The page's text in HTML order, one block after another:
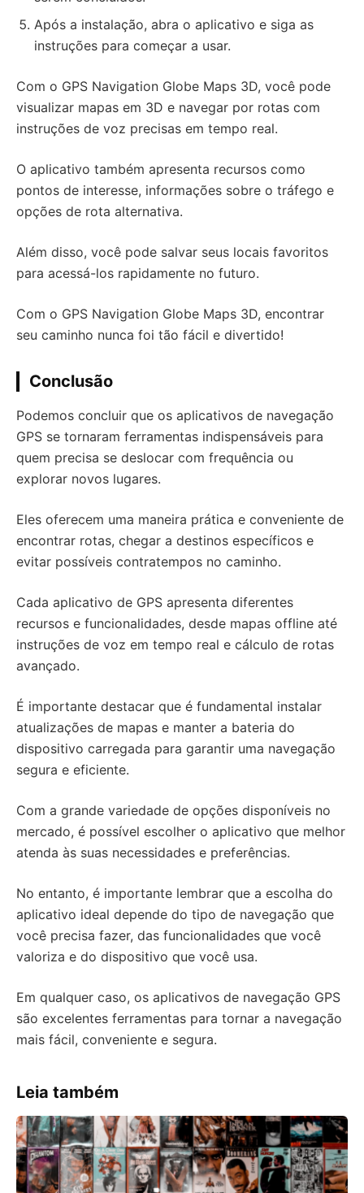
Após a instalação, abra o aplicativo e siga as
instruções para começar a usar.
Com o GPS Navigation Globe Maps 3D, você pode
visualizar mapas em 3D e navegar por rotas com
instruções de voz precisas em tempo real.
O aplicativo também apresenta recursos como
pontos de interesse, informações sobre o tráfego e
opções de rota alternativa.
Além disso, você pode salvar seus locais favoritos
para acessá-los rapidamente no futuro.
Com o GPS Navigation Globe Maps 3D, encontrar
seu caminho nunca foi tão fácil e divertido!
Conclusão
Podemos concluir que os aplicativos de navegação
GPS se tornaram ferramentas indispensáveis para
quem precisa se deslocar com frequência ou
explorar novos lugares.
Eles oferecem uma maneira prática e conveniente de
encontrar rotas, chegar a destinos específicos e
evitar possíveis contratempos no caminho.
Cada aplicativo de GPS apresenta diferentes
recursos e funcionalidades, desde mapas offline até
instruções de voz em tempo real e cálculo de rotas
avançado.
É importante destacar que é fundamental instalar
atualizações de mapas e manter a bateria do
dispositivo carregada para garantir uma navegação
segura e eficiente.
Com a grande variedade de opções disponíveis no
mercado, é possível escolher o aplicativo que melhor
atenda às suas necessidades e preferências.
No entanto, é importante lembrar que a escolha do
aplicativo ideal depende do tipo de navegação que
você precisa fazer, das funcionalidades que você
valoriza e do dispositivo que você usa.
Em qualquer caso, os aplicativos de navegação GPS
são excelentes ferramentas para tornar a navegação
mais fácil, conveniente e segura.
Leia também